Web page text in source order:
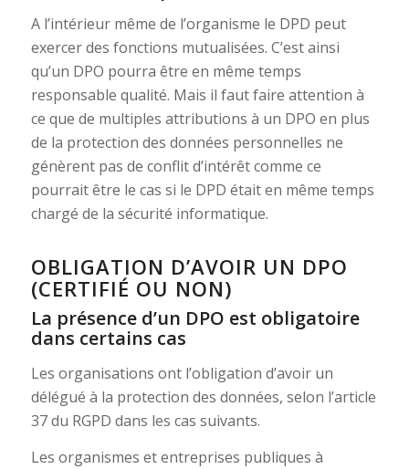
A l’intérieur même de l’organisme le DPD peut
exercer des fonctions mutualisées. C’est ainsi
qu’un DPO pourra être en même temps
responsable qualité. Mais il faut faire attention à
ce que de multiples attributions à un DPO en plus
de la protection des données personnelles ne
génèrent pas de conflit d’intérêt comme ce
pourrait être le cas si le DPD était en même temps
chargé de la sécurité informatique.
OBLIGATION D’AVOIR UN DPO
(CERTIFIÉ OU NON)
La présence d’un DPO est obligatoire
dans certains cas
Les organisations ont l’obligation d’avoir un
délégué à la protection des données, selon l’article
37 du RGPD dans les cas suivants.
Les organismes et entreprises publiques à